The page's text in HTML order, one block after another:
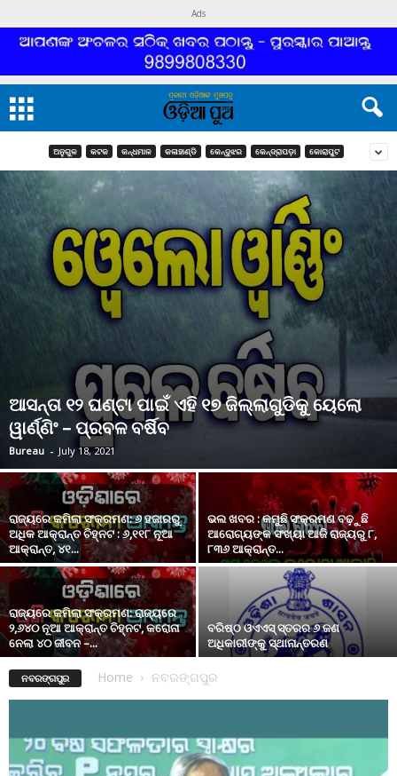
Ads
ଅନୁଗୁଳ କଟକ କନ୍ଧମାଳ କଳାହାଣ୍ଡି କେନ୍ଦୁଝର କେନ୍ଦ୍ରାପଡ଼ା କୋରାପୁଟ
ଆସନ୍ତା ୧୨ ଘଣ୍ଟା ପାଇଁ ଏହି ୧୭ ଜିଲ୍ଲାଗୁଡିକୁ ୟେଲୋ
ୱାର୍ଣ୍ଣିଂ – ପ୍ରବଳ ବର୍ଷିବ
Bureau - July 18, 2021
ରାଜ୍ୟରେ କମିଲା ସଂକ୍ରମଣ: ୬ ହଜାରରୁ
ଅଧିକ ଆକ୍ରାନ୍ତ ଚିହ୍ନଟ : ୬,୧୧୮ ନୂଆ
ଆକ୍ରାନ୍ତ, ୪୧...
ଭଲ ଖବର : କମୁଛି ସଂକ୍ରମଣ ବଢ଼ୁଛି
ଆରୋଗ୍ୟଙ୍କ ସଂଖ୍ୟା ଆଜି ରାଜ୍ୟରୁ ୮,
୮୩୬ ଆକ୍ରାନ୍ତ...
ରାଜ୍ୟରେ କମିଲା ସଂକ୍ରମଣ: ରାଜ୍ୟରେ
୨,୬୪୦ ନୂଆ ଆକ୍ରାନ୍ତ ଚିହ୍ନଟ, କରୋନା
ନେଲା ୪୦ ଜୀବନ –...
ବରିଷ୍ଠ ଓଏଏସ୍ ସ୍ତରର ୬ ଜଣ
ଅଧିକାରୀଙ୍କୁ ସ୍ଥାନାନ୍ତରଣ
ନବରଙ୍ଗପୁର Home ନବରଙ୍ଗପୁର